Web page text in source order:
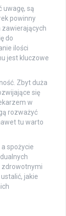
uwagę, są
powinny
zawierających
do
ilości
jest kluczowe
Zbyt duża
się
w
rozważyć
tu warto
spożycie
zdrowotnymi
jakie